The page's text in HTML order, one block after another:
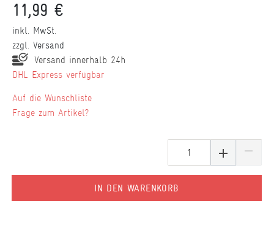
11,99 €
inkl. MwSt.
zzgl. Versand
Versand innerhalb 24h
DHL Express verfügbar
IN DEN WARENKORB
Wunschliste
Frage zum Artikel?